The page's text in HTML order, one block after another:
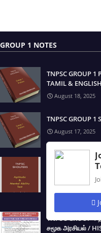
GROUP 1 NOTES
TNPSC GROUP 1
TAMIL &
August 18, 2025
TNPSC GROUP 1
August 17, 2025
TNPSC GROUP
APTITUDE &
TAMIL &
August 17, 2025
TNPSC GROUP 1
சமூக அரசியல் /